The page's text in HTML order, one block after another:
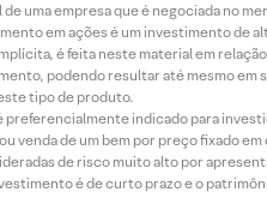
uma empresa que é negociada no
em ações é um investimento de
é feita neste material em
podendo resultar até mesmo
tipo de produto.
preferencialmente indicado para
venda de um bem por preço fixado
de risco muito alto por
é de curto prazo e o